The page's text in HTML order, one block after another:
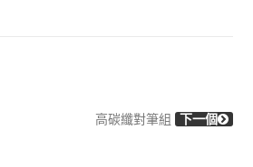
高碳纖對筆組 下一個